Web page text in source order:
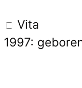
Vita
1997: